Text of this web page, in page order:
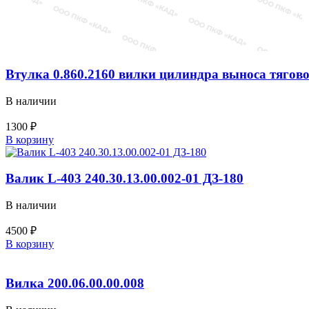
Втулка 0.860.2160 вилки цилиндра выноса
В наличии
1300 ₽
Количество
товара
0.860.2160
цилиндра
тяговой
рамы
(225.45.10.00.000)
В корзину
Валик L-403 240.30.13.00.002-01 ДЗ-180
В наличии
4500 ₽
Количество
L-
403
240.30.13.00.002-
В корзину
Вилка 200.06.00.00.008